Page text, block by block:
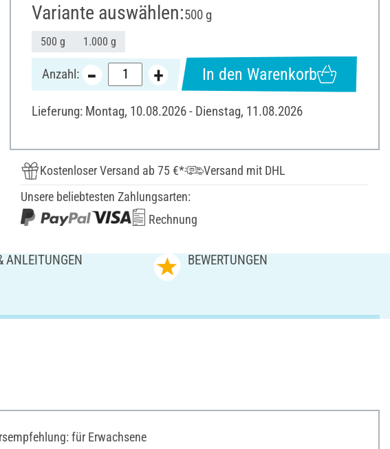
Variante auswählen:500 g
500 g 1.000 g
Anzahl: In den Warenkorb
Lieferung: Montag, 10.08.2026 - Dienstag, 11.08.2026
Kostenloser Versand ab 75 €*
Versand mit DHL
Unsere beliebtesten Zahlungsarten:
Rechnung
ANLEITUNGEN BEWERTUNGEN
für Erwachsene